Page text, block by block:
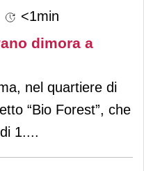
<1min
dimora a
nel quartiere di
“Bio Forest”, che
1....